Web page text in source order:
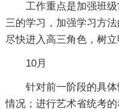
工作重点是加强班
三的学习，加强学习方
尽快进入高三角色，树立
10月
针对前一阶段的具
情况；进行艺术省统考的